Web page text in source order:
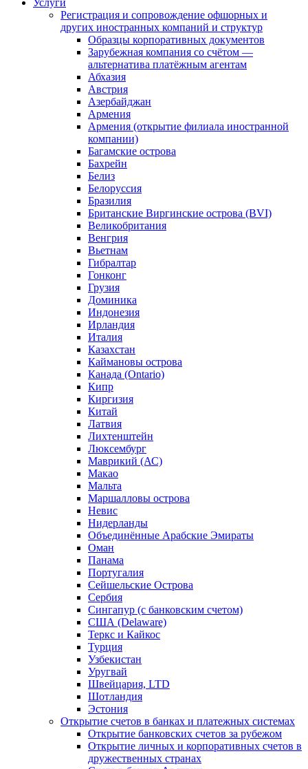
Услуги
Регистрация и сопровождение офшорных и
других иностранных компаний и структур
Образцы корпоративных документов
Зарубежная компания со счётом —
альтернатива платёжным агентам
Абхазия
Австрия
Азербайджан
Армения
Армения (открытие филиала иностранной
компании)
Багамские острова
Бахрейн
Белиз
Белоруссия
Бразилия
Британские Виргинские острова (BVI)
Великобритания
Венгрия
Вьетнам
Гибралтар
Гонконг
Грузия
Доминика
Индонезия
Ирландия
Италия
Казахстан
Каймановы острова
Канада (Ontario)
Кипр
Киргизия
Китай
Латвия
Лихтенштейн
Люксембург
Маврикий (АС)
Макао
Мальта
Маршалловы острова
Нeвис
Нидерланды
Объединённые Арабские Эмираты
Оман
Панама
Португалия
Сейшельские Острова
Сербия
Сингапур (c банковским счетом)
США (Delaware)
Теркс и Кайкос
Турция
Узбекистан
Уругвай
Швейцария, LTD
Шотландия
Эстония
Открытие счетов в банках и платежных системах
Открытие банковских счетов за рубежом
Открытие личных и корпоративных счетов в
дружественных странах